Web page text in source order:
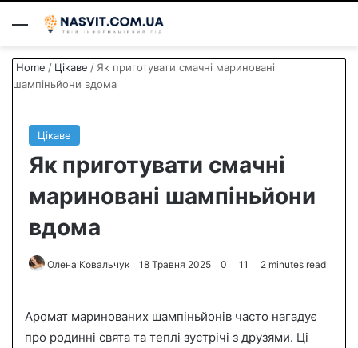
Menu
Home / Цікаве / Як приготувати смачні мариновані
шампіньйони вдома
Цікаве
Як приготувати смачні
мариновані шампіньйони
вдома
Олена Ковальчук
d
a
18 Травня 2025 0 11 2 minutes read
Аромат маринованих шампіньйонів часто нагадує
про родинні свята та теплі зустрічі з друзями. Ці